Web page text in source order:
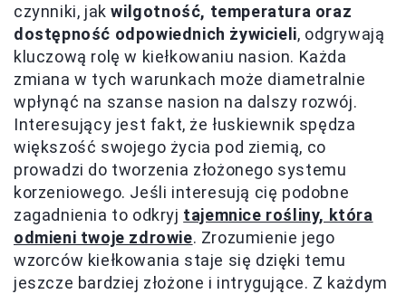
czynniki, jakwilgotność, temperatura oraz
dostępność odpowiednich żywicieli, odgrywają
kluczową rolę w kiełkowaniu nasion. Każda
zmiana w tych warunkach może diametralnie
wpłynąć na szanse nasion na dalszy rozwój.
Interesujący jest fakt, że łuskiewnik spędza
większość swojego życia pod ziemią, co
prowadzi do tworzenia złożonego systemu
korzeniowego. Jeśli interesują cię podobne
zagadnienia to odkryj tajemnice rośliny, która
odmieni twoje zdrowie. Zrozumienie jego
wzorców kiełkowania staje się dzięki temu
jeszcze bardziej złożone i intrygujące. Z każdym